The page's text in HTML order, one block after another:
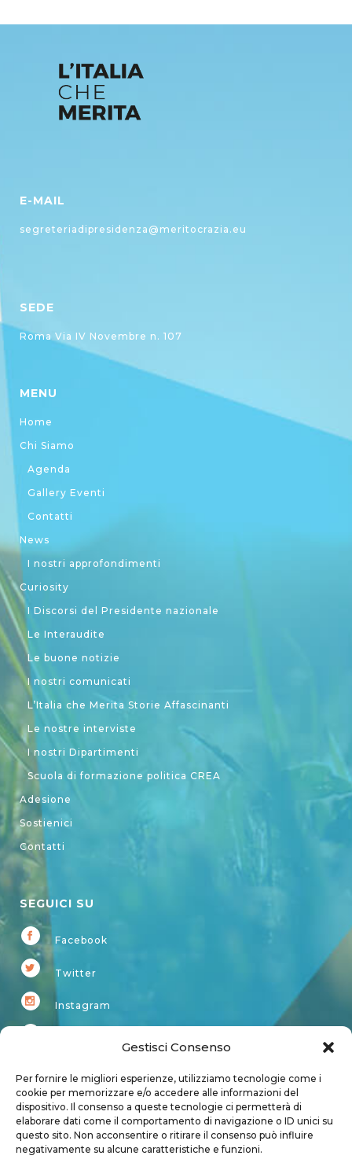
Gestisci Consenso
Per fornire le migliori esperienze, utilizziamo tecnologie come i
cookie per memorizzare e/o accedere alle informazioni del
dispositivo. Il consenso a queste tecnologie ci permetterà di
elaborare dati come il comportamento di navigazione o ID unici su
questo sito. Non acconsentire o ritirare il consenso può influire
negativamente su alcune caratteristiche e funzioni.
E-MAIL
segreteriadipresidenza@meritocrazia.eu
SEDE
Roma Via IV Novembre n. 107
MENU
Home
Chi Siamo
Agenda
Gallery Eventi
Contatti
News
I nostri approfondimenti
Curiosity
I Discorsi del Presidente nazionale
Le Interaudite
Le buone notizie
I nostri comunicati
L’Italia che Merita Storie Affascinanti
Le nostre interviste
I nostri Dipartimenti
Scuola di formazione politica CREA
Adesione
Sostienici
Contatti
SEGUICI SU
Facebook
Twitter
Instagram
Account
Login